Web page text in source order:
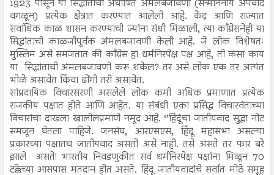
1923 पासून या सिद्धांताची अघोषित अंमलबजावणी (सन्माननीय अपवाद
वगळून) प्रत्येक क्षेत्रात करण्यात आलेली आहे. केंद्र आणि राज्यात
सर्वाधिक काळ शासन करण्याची ज्यांना संधी मिळाली, त्या काँग्रेसनेही या
सिद्धांताची काळजीपूर्वक अंमलबजावणी केली आहे. जे लोक विशेषतः
मुस्लिम असे समजतात की काँग्रेस हा धर्मनिरपेक्ष पक्ष आहे, तो कसा काय
या सिद्धांताची अंमलबजावणी करू शकेल? तर असे लोक एक तर अत्यंत
भोळे असावेत किंवा ढोंगी तरी असावेत.
सांप्रदायिक विचारसरणी असलेले लोक कमी अधिक प्रमाणात प्रत्येक
राजकीय पक्षात होते आणि आहेत. या संबंधी एका प्रसिद्ध विचारवंताच्या
विचारांचा दाखला खालीलप्रमाणे नमूद आहे. ‘’हिंदूंचा जातीयवाद सुद्धा नीट
समजून घेतला पाहिजे. जनसंघ, आरएसएस, हिंदू महासभा असल्या
प्रकारच्या पक्षातच जातीयवाद असतो असे नाही. तसे असते तर फार बरे
झाले असते! भारतीय निवडणुकीत सर्व धर्मनिरपेक्ष पक्षांना मिळून 70
टक्केच्या आसपास मतदान होत असते. हिंदू जातीयवादांचे सर्वात मोठे समूह